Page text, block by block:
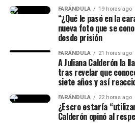
aturas mitológicas
mortal, capaz de atraer a los
muerte segura.
La La Land (2016)
Orgullo y prejuicio
Diario de una pasión
FARÁNDULA 19 horas ago
“¿Qué le pasó en la
nueva foto que se
desde prisión
FARÁNDULA 21 horas ago
A Juliana Calderón la
tras revelar que
siete años y así
FARÁNDULA 22 horas ago
¿Escro estaría
Calderón opinó al